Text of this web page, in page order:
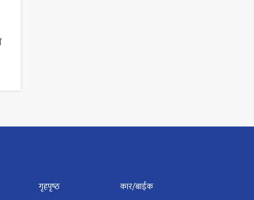
गृहपृष्‍ठ
कार/बाईक